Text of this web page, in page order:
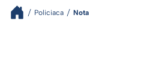
Policiaca Nota